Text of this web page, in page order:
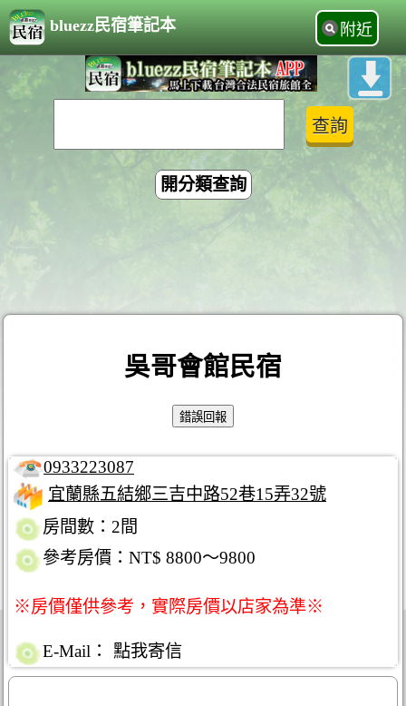
bluezz民宿筆記本 附近
開分類查詢
吳哥會館民宿
0933223087
宜蘭縣五結鄉三吉中路52巷15弄32號
房間數：2間
參考房價：NT$ 8800～9800
※房價僅供參考，實際房價以店家為準※
E-Mail： 點我寄信